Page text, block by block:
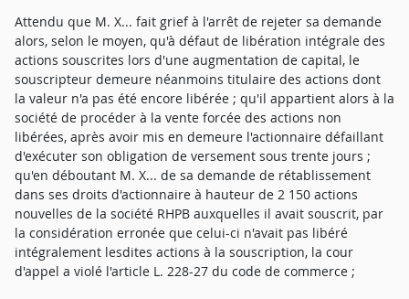
Attendu que M. X... fait grief à l'arrêt de rejeter sa demande
alors, selon le moyen, qu'à défaut de libération intégrale des
actions souscrites lors d'une augmentation de capital, le
souscripteur demeure néanmoins titulaire des actions dont
la valeur n'a pas été encore libérée ; qu'il appartient alors à la
société de procéder à la vente forcée des actions non
libérées, après avoir mis en demeure l'actionnaire défaillant
d'exécuter son obligation de versement sous trente jours ;
qu'en déboutant M. X... de sa demande de rétablissement
dans ses droits d'actionnaire à hauteur de 2 150 actions
nouvelles de la société RHPB auxquelles il avait souscrit, par
la considération erronée que celui-ci n'avait pas libéré
intégralement lesdites actions à la souscription, la cour
d'appel a violé l'article L. 228-27 du code de commerce ;